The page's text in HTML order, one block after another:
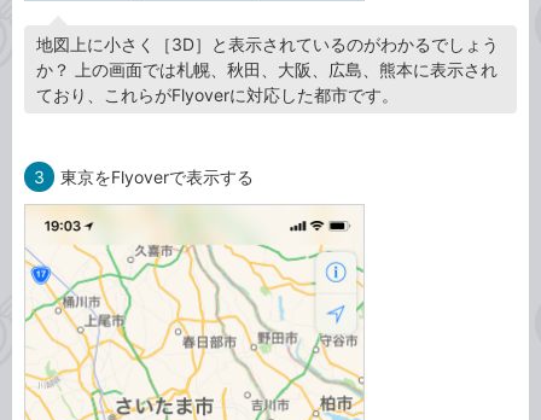
地図上に小さく［3D］と表示されているのがわかるでしょう
か？ 上の画面では札幌、秋田、大阪、広島、熊本に表示され
ており、これらがFlyoverに対応した都市です。
3 東京をFlyoverで表示する